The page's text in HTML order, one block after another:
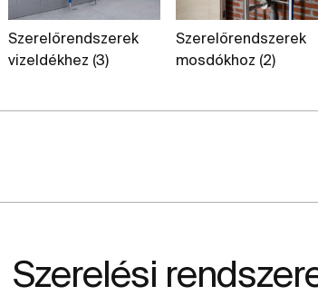
Szerelőrendszerek
vizeldékhez (3)
Szerelőrendszerek
mosdókhoz (2)
Szerelési